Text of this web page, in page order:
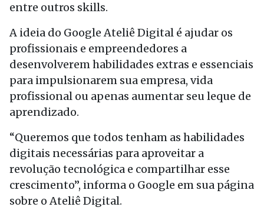
entre outros skills.
A ideia do Google Ateliê Digital é ajudar os
profissionais e empreendedores a
desenvolverem habilidades extras e essenciais
para impulsionarem sua empresa, vida
profissional ou apenas aumentar seu leque de
aprendizado.
“Queremos que todos tenham as habilidades
digitais necessárias para aproveitar a
revolução tecnológica e compartilhar esse
crescimento”, informa o Google em sua página
sobre o Ateliê Digital.